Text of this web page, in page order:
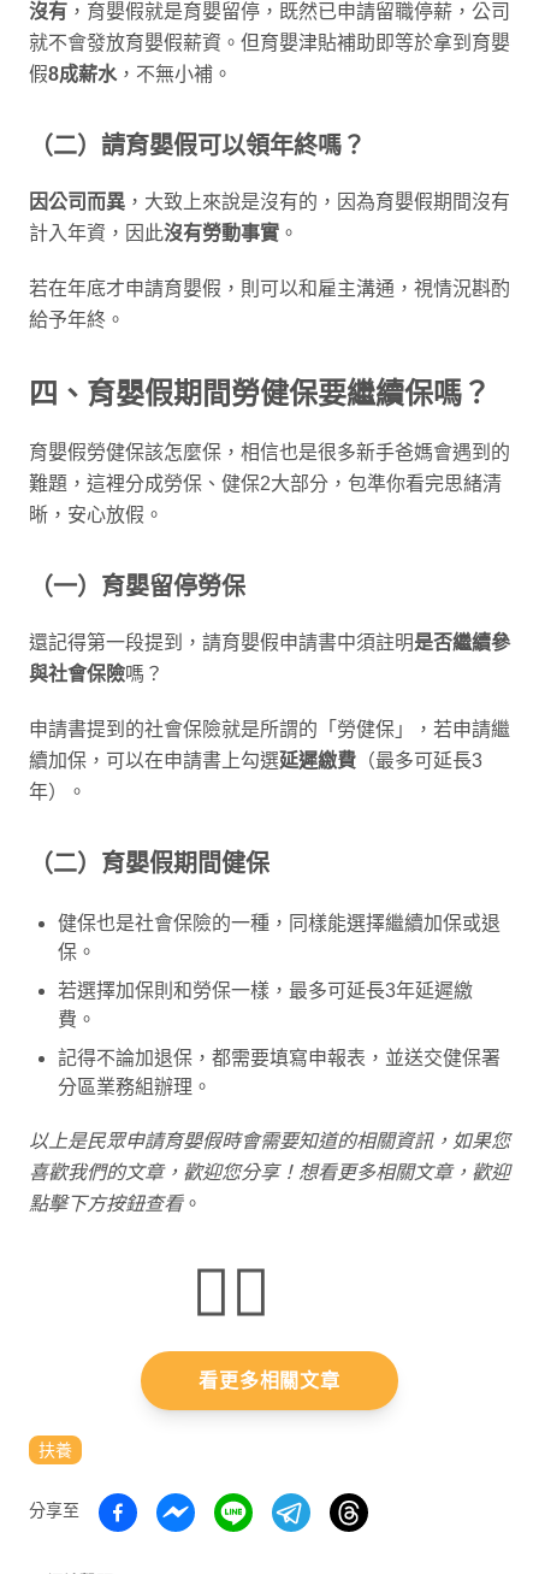
沒有 ，育嬰假就是育嬰留停，既然已申請留職停薪，公司
就不會發放育嬰假薪資。但育嬰津貼補助即等於拿到育嬰
假8成薪水，不無小補。
（二）請育嬰假可以領年終嗎？
因公司而異 ，大致上來說是沒有的，因為育嬰假期間沒有
計入年資，因此沒有勞動事實 。
若在年底才申請育嬰假，則可以和雇主溝通，視情況斟酌
給予年終。
四、育嬰假期間勞健保要繼續保嗎？
育嬰假勞健保該怎麼保，相信也是很多新手爸媽會遇到的
難題，這裡分成勞保、健保2大部分，包準你看完思緒清
晰，安心放假。
（一）育嬰留停勞保
還記得第一段提到，請育嬰假申請書中須註明是否繼續參
與社會保險嗎？
申請書提到的社會保險就是所謂的「勞健保」，若申請繼
續加保，可以在申請書上勾選延遲繳費 （最多可延長3
年）。
（二）育嬰假期間健保
健保也是社會保險的一種，同樣能選擇繼續加保或退
保。
若選擇加保則和勞保一樣，最多可延長3年延遲繳
費。
記得不論加退保，都需要填寫申報表，並送交健保署
分區業務組辦理。
以上是民眾申請育嬰假時會需要知道的相關資訊，如果您
喜歡我們的文章，歡迎您分享！想看更多相關文章，歡迎
點擊下方按鈕查看。
👇🏻
看更多相關文章
扶養
分享至